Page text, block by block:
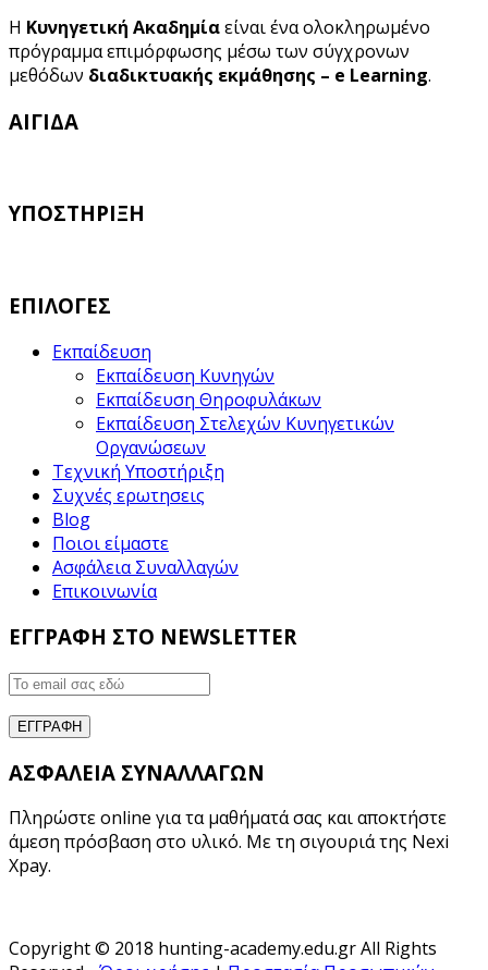
Η Κυνηγετική Ακαδημίαείναι ένα ολοκληρωμένο
πρόγραμμα επιμόρφωσης μέσω των σύγχρονων
μεθόδων διαδικτυακής εκμάθησης – e Learning.
ΑΙΓΙΔΑ
ΥΠΟΣΤΗΡΙΞΗ
ΕΠΙΛΟΓΕΣ
Εκπαίδευση
Εκπαίδευση Κυνηγών
Εκπαίδευση Θηροφυλάκων
Εκπαίδευση Στελεχών Κυνηγετικών
Οργανώσεων
Τεχνική Υποστήριξη
Συχνές ερωτησεις
Blog
Ποιοι είμαστε
Ασφάλεια Συναλλαγών
Επικοινωνία
ΕΓΓΡΑΦΗ ΣΤΟ NEWSLETTER
ΑΣΦΑΛΕΙΑ ΣΥΝΑΛΛΑΓΩΝ
Πληρώστε online για τα μαθήματά σας και αποκτήστε
άμεση πρόσβαση στο υλικό. Με τη σιγουριά της Nexi
Xpay.
Copyright © 2018 hunting-academy.edu.gr All Rights